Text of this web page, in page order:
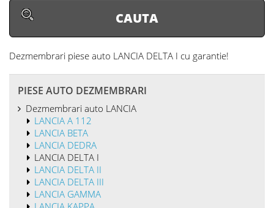
Dezmembrari piese auto LANCIA DELTA I cu garantie!
PIESE AUTO DEZMEMBRARI
Dezmembrari auto LANCIA
LANCIA A 112
LANCIA BETA
LANCIA DEDRA
LANCIA DELTA I
LANCIA DELTA II
LANCIA DELTA III
LANCIA GAMMA